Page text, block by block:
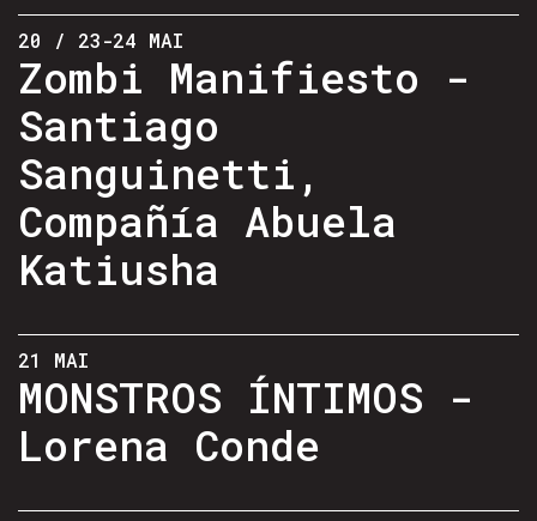
20 / 23-24 MAI
Zombi Manifiesto -
Santiago
Sanguinetti,
Compañía Abuela
Katiusha
21 MAI
MONSTROS ÍNTIMOS -
Lorena Conde